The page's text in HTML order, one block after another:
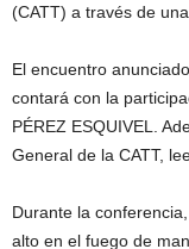
(CATT) a través de
El encuentro
contará con la
PÉREZ ESQUIVEL.
General de la CATT,
Durante la
alto en el fuego de